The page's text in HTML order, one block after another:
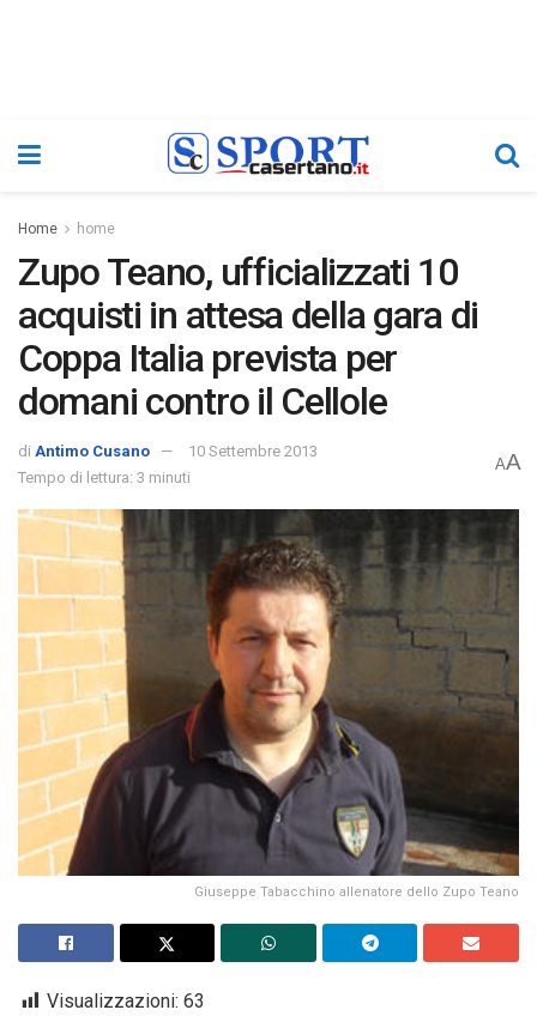
Home home
Zupo Teano, ufficializzati 10
acquisti in attesa della gara di
Coppa Italia prevista per
domani contro il Cellole
di Antimo Cusano
10 Settembre 2013
Tempo di lettura: 3 minuti
AA
Giuseppe Tabacchino allenatore dello Zupo Teano
Visualizzazioni: 63